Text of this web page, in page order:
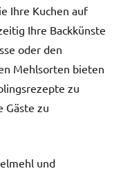
Ihre Kuchen auf
Ihre Backkünste
oder den
Mehlsorten bieten
zu
Gäste zu
und